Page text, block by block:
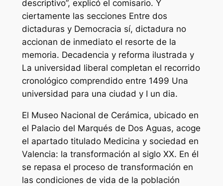
descriptivo”, explicó el comisario. Y
ciertamente las secciones Entre dos
dictaduras y Democracia sí, dictadura no
accionan de inmediato el resorte de la
memoria. Decadencia y reforma ilustrada y
La universidad liberal completan el recorrido
cronológico comprendido entre 1499 Una
universidad para una ciudad y I un dia.
El Museo Nacional de Cerámica, ubicado en
el Palacio del Marqués de Dos Aguas, acoge
el apartado titulado Medicina y sociedad en
Valencia: la transformación al siglo XX. En él
se repasa el proceso de transformación en
las condiciones de vida de la población